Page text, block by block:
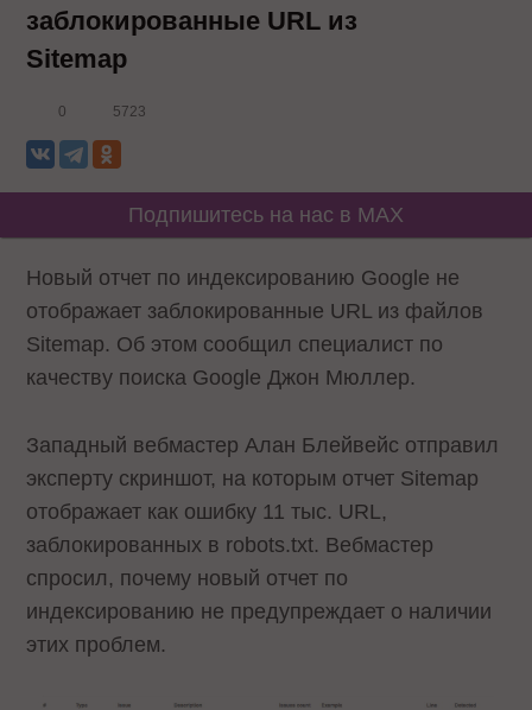
заблокированные URL из
Sitemap
0 5723
Подпишитесь на нас в MAX
Новый отчет по индексированию Google не
отображает заблокированные URL из файлов
Sitemap. Об этом сообщил специалист по
качеству поиска Google Джон Мюллер.
Западный вебмастер Алан Блейвейс отправил
эксперту скриншот, на которым отчет Sitemap
отображает как ошибку 11 тыс. URL,
заблокированных в robots.txt. Вебмастер
спросил, почему новый отчет по
индексированию не предупреждает о наличии
этих проблем.